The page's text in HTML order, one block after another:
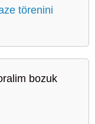
törenini
bozuk